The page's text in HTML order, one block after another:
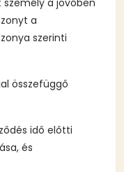
személy a jövőben
a
szerinti
összefüggő
idő előtti
és